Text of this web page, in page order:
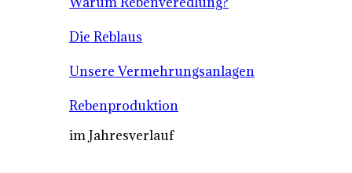
Die Reblaus
Unsere Vermehrungsanlagen
Rebenproduktion
im Jahresverlauf